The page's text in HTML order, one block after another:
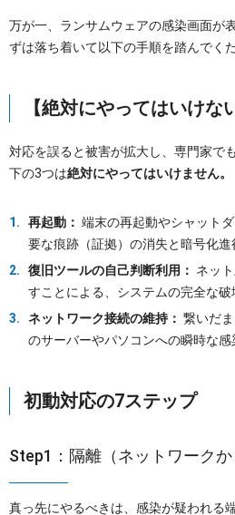
万が一、ランサムウェアの感染画面が
ずは落ち着いて以下の手順を踏んでくだ
【絶対にやってはいけな
対応を誤ると被害が拡大し、専門家で
下の3つは絶対にやってはいけません。
再起動： 端末の再起動やシャット
要な痕跡（証拠）の消失と暗号化進
復旧ツールの自己判断利用： ネッ
すことによる、システムの完全な破
ネットワーク接続の維持： 繋いだ
のサーバーやパソコンへの瞬時な感
初動対応の7ステップ
Step1：隔離（ネットワークか
真っ先にやるべきは、感染が疑われる